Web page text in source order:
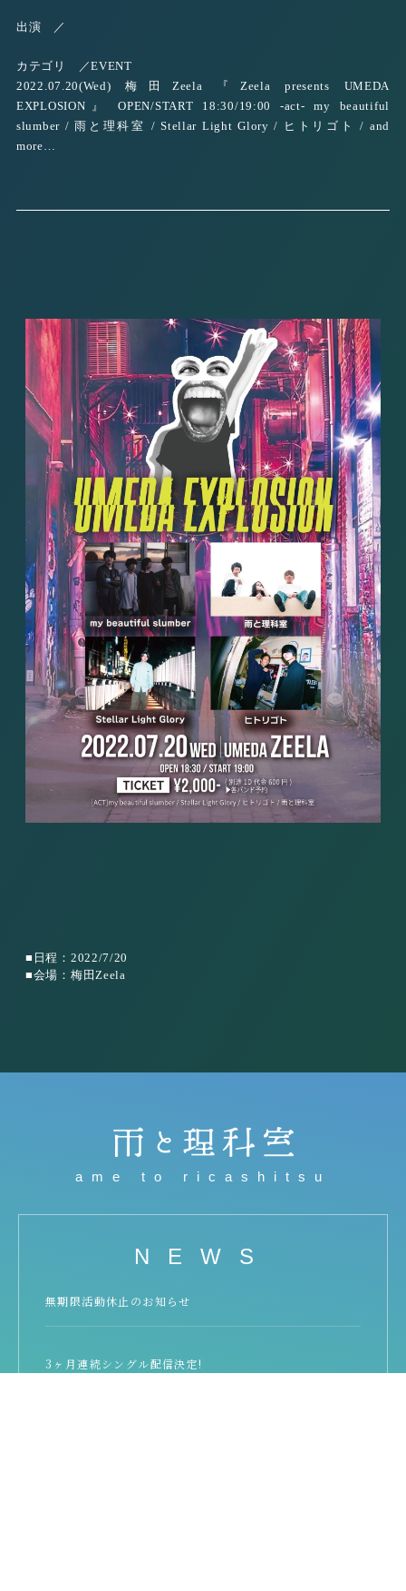
出演 ／
カテゴリ ／EVENT
2022.07.20(Wed) 梅田Zeela 『Zeela presents UMEDA
EXPLOSION』 OPEN/START 18:30/19:00 -act- my beautiful
slumber / 雨と理科室 / Stellar Light Glory / ヒトリゴト / and
more…
■日程：2022/7/20
■会場：梅田Zeela
ame to ricashitsu
NEWS
無期限活動休止のお知らせ
3ヶ月連続シングル配信決定!